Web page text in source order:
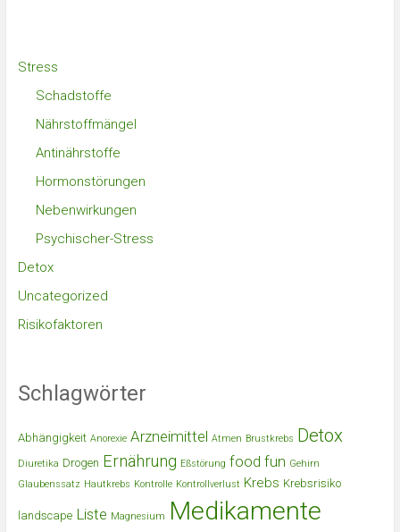
Stress
Schadstoffe
Nährstoffmängel
Antinährstoffe
Hormonstörungen
Nebenwirkungen
Psychischer-Stress
Detox
Uncategorized
Risikofaktoren
Schlagwörter
Abhängigkeit Anorexie Arzneimittel Atmen Brustkrebs Detox
Diuretika Drogen Ernährung Eßstörung food fun Gehirn
Glaubenssatz Hautkrebs Kontrolle Kontrollverlust Krebs Krebsrisiko
landscape Liste Magnesium Medikamente